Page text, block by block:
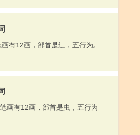
画有12画，部首是辶，五行为。
笔画有12画，部首是虫，五行为